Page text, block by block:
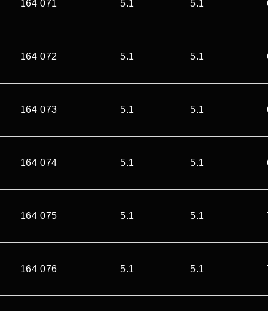
164 071 5.1 5.1
164 072 5.1 5.1
164 073 5.1 5.1
164 074 5.1 5.1
164 075 5.1 5.1
164 076 5.1 5.1